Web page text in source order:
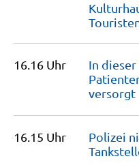
16.16 Uhr
In
versorgt
16.15 Uhr
Polizei